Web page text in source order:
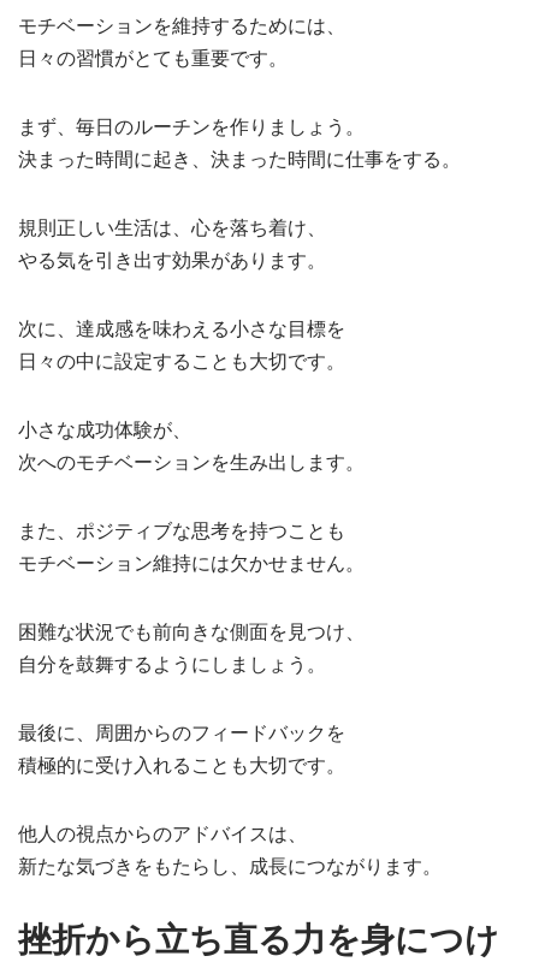
モチベーションを維持するためには、
日々の習慣がとても重要です。
まず、毎日のルーチンを作りましょう。
決まった時間に起き、決まった時間に仕事をする。
規則正しい生活は、心を落ち着け、
やる気を引き出す効果があります。
次に、達成感を味わえる小さな目標を
日々の中に設定することも大切です。
小さな成功体験が、
次へのモチベーションを生み出します。
また、ポジティブな思考を持つことも
モチベーション維持には欠かせません。
困難な状況でも前向きな側面を見つけ、
自分を鼓舞するようにしましょう。
最後に、周囲からのフィードバックを
積極的に受け入れることも大切です。
他人の視点からのアドバイスは、
新たな気づきをもたらし、成長につながります。
挫折から立ち直る力を身につけ